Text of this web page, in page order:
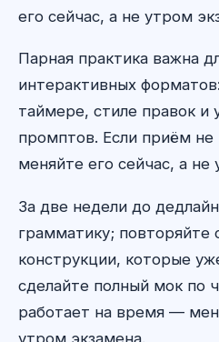
его сейчас, а не утром
Парная практика важна
интерактивных
таймере, стиле правок и
промптов. Если приём
меняйте его сейчас, а не
За две недели до
грамматику; повторяйте
конструкции, которые
сделайте полный мок по
работает на время —
утром экзамена.